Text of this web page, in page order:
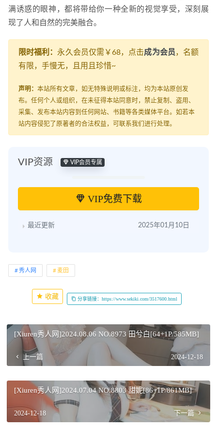
满诱惑的眼神，都将带给你一种全新的视觉享受，深刻展
现了人和自然的完美融合。
限时福利： 永久会员仅需￥68，点击成为会员，名额
有限，手慢无，且用且珍惜~
声明： 本站所有文章，如无特殊说明或标注，均为本站原创发
布。任何个人或组织，在未征得本站同意时，禁止复制、盗用、
采集、发布本站内容到任何网站、书籍等各类媒体平台。如若本
站内容侵犯了原著者的合法权益，可联系我们进行处理。
VIP资源 VIP会员专属
VIP免费下载
最近更新 2025年01月10日
秀人网 麦田
收藏 分享链接：https://www.sekiki.com/3517600.html
[Xiuren秀人网]2024.08.06 NO.8973 田兮白[64+1P/585MB]
上一篇 2024-12-18
[Xiuren秀人网]2024.07.04 NO.8803 甜妮[86+1P/861MB]
2024-12-18 下一篇